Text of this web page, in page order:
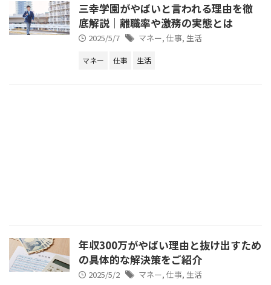
三幸学園がやばいと言われる理由を徹
底解説｜離職率や激務の実態とは
2025/5/7 マネー, 仕事, 生活
マネー 仕事 生活
年収300万がやばい理由と抜け出すため
の具体的な解決策をご紹介
2025/5/2 マネー, 仕事, 生活